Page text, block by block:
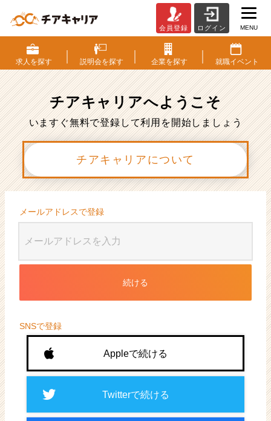
員
登
録
ベ
ン
チ
ャ
成
企
か
ら
ス
カ
ウ
届
活
サ
ト
ア
キ
会員登録 ログイン MENU
求人を探す 説明会を探す 企業を探す 就職イベント
チアキャリアへようこそ
いますぐ無料で登録して利用を開始しましょう
チアキャリアについて
メールアドレスで登録
続ける
SNSで登録
Appleで続ける
Twitterで続ける